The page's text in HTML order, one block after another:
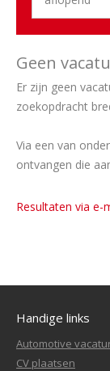
Geen
Er zijn geen
zoekopdracht
Via een van
ontvangen die
Resultaten via e-
Handige links
Automotive
CV plaatsen